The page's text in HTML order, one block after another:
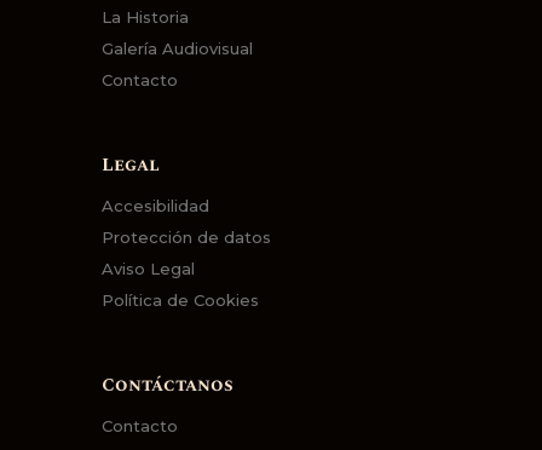
La Historia
Galería Audiovisual
Contacto
Legal
Accesibilidad
Protección de datos
Aviso Legal
Política de Cookies
Contáctanos
Contacto